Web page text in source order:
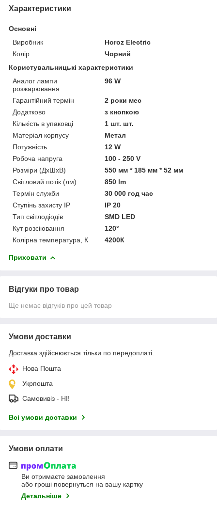
Характеристики
Основні
Виробник
Horoz Electric
Колір
Чорний
Користувальницькі характеристики
Аналог лампи
розжарювання
96 W
Гарантійний термін
2 роки мес
Додатково
з кнопкою
Кількість в упаковці
1 шт. шт.
Матеріал корпусу
Метал
Потужність
12 W
Робоча напруга
100 - 250 V
Розміри (ДхШхВ)
550 мм * 185 мм * 52 мм
Світловий потік (лм)
850 lm
Термін служби
30 000 год час
Ступінь захисту IP
IP 20
Тип світлодіодів
SMD LED
Кут розсіювання
120°
Колірна температура, К
4200К
Приховати
Відгуки про товар
Ще немає відгуків про цей товар
Умови доставки
Доставка здійснюється тільки по передоплаті.
Нова Пошта
Укрпошта
Самовивіз - НІ!
Всі умови доставки
Умови оплати
Ви отримаєте замовлення
або гроші повернуться на вашу картку
Детальніше